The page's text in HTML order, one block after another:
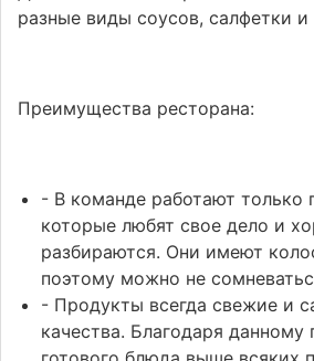
разные виды соусов, салфетки и
Преимущества ресторана:
- В команде работают только
которые любят свое дело и
разбираются. Они имеют
поэтому можно не
- Продукты всегда свежие и
качества. Благодаря данному